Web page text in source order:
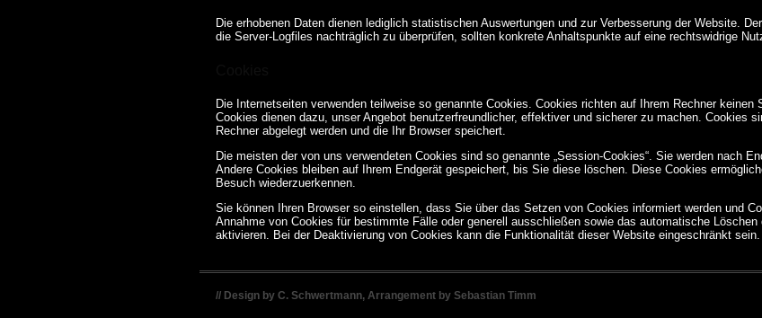
Die erhobenen Daten dienen lediglich statistischen Auswertungen und zur Verbesserung der Website.
die Server-Logfiles nachträglich zu überprüfen, sollten konkrete Anhaltspunkte auf eine rechtswidrige
Die Internetseiten verwenden teilweise so genannte Cookies. Cookies richten auf Ihrem Rechner keinen
Cookies dienen dazu, unser Angebot benutzerfreundlicher, effektiver und sicherer zu machen. Cookies
Rechner abgelegt werden und die Ihr Browser speichert.
Die meisten der von uns verwendeten Cookies sind so genannte „Session-Cookies“. Sie werden nach
Andere Cookies bleiben auf Ihrem Endgerät gespeichert, bis Sie diese löschen. Diese Cookies
Besuch wiederzuerkennen.
Sie können Ihren Browser so einstellen, dass Sie über das Setzen von Cookies informiert werden und
Annahme von Cookies für bestimmte Fälle oder generell ausschließen sowie das automatische
aktivieren. Bei der Deaktivierung von Cookies kann die Funktionalität dieser Website eingeschränkt sein.
// Design by C. Schwertmann, Arrangement by Sebastian Timm